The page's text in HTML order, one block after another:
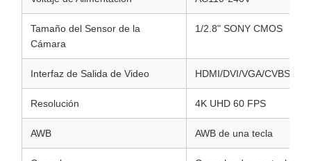
Tamaño del Sensor de la
Cámara
1/2.8" SONY CMOS
Interfaz de Salida de Video HDMI/DVI/VGA/CVBS/SDI
Resolución 4K UHD 60 FPS
AWB AWB de una tecla